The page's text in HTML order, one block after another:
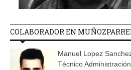
COLABORADOR EN
Manuel Lopez
Técnico